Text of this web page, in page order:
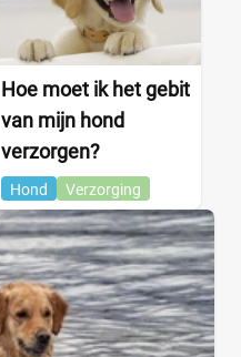
Hoe moet ik het gebit
van mijn hond
verzorgen?
Hond Verzorging